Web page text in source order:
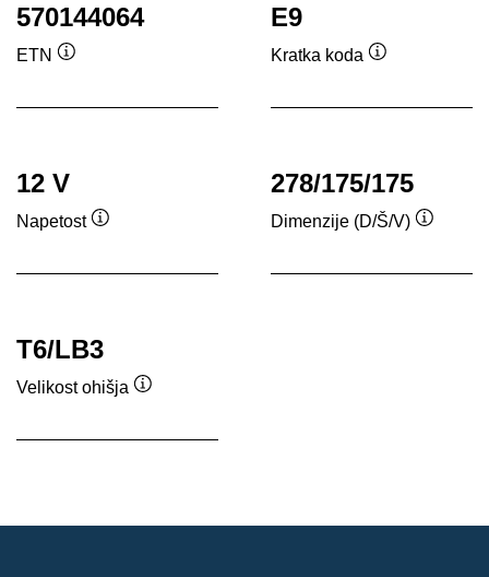
570144064
ETN
E9
Kratka koda
12 V
Napetost
278/175/175
Dimenzije (D/Š/V)
T6/LB3
Velikost ohišja